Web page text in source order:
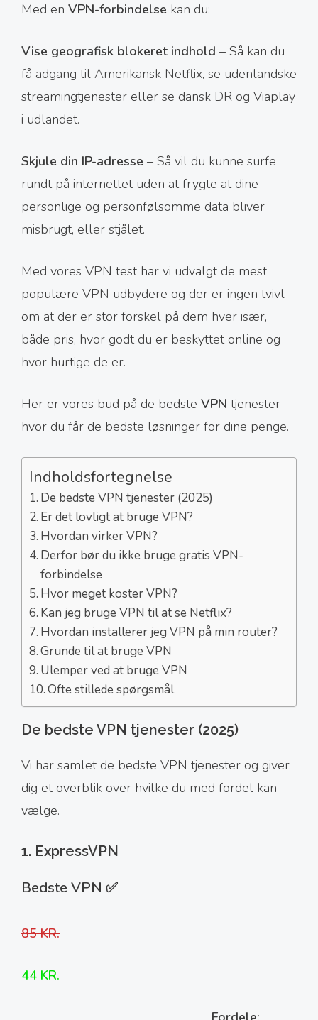
Med en VPN-forbindelse kan du:
Vise geografisk blokeret indhold – Så kan du
få adgang til Amerikansk Netflix, se udenlandske
streamingtjenester eller se dansk DR og Viaplay
i udlandet.
Skjule din IP-adresse – Så vil du kunne surfe
rundt på internettet uden at frygte at dine
personlige og personfølsomme data bliver
misbrugt, eller stjålet.
Med vores VPN test har vi udvalgt de mest
populære VPN udbydere og der er ingen tvivl
om at der er stor forskel på dem hver især,
både pris, hvor godt du er beskyttet online og
hvor hurtige de er.
Her er vores bud på de bedste VPN tjenester
hvor du får de bedste løsninger for dine penge.
Indholdsfortegnelse
De bedste VPN tjenester (2025)
Er det lovligt at bruge VPN?
Hvordan virker VPN?
Derfor bør du ikke bruge gratis VPN-
forbindelse
Hvor meget koster VPN?
Kan jeg bruge VPN til at se Netflix?
Hvordan installerer jeg VPN på min router?
Grunde til at bruge VPN
Ulemper ved at bruge VPN
Ofte stillede spørgsmål
De bedste VPN tjenester (2025)
Vi har samlet de bedste VPN tjenester og giver
dig et overblik over hvilke du med fordel kan
vælge.
1. ExpressVPN
Bedste VPN ✅
85 KR.
44 KR.